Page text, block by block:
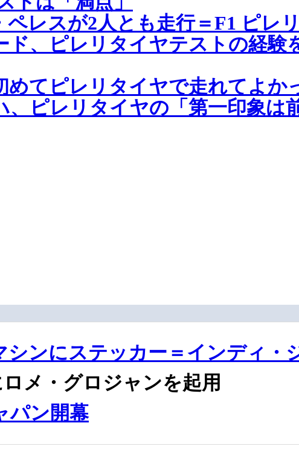
レスが2人とも走行＝F1 ピレ
ド、ピレリタイヤテストの経験
めてピレリタイヤで走れてよか
、ピレリタイヤの「第一印象は
シンにステッカー＝インディ・
メ・グロジャンを起用
パン開幕